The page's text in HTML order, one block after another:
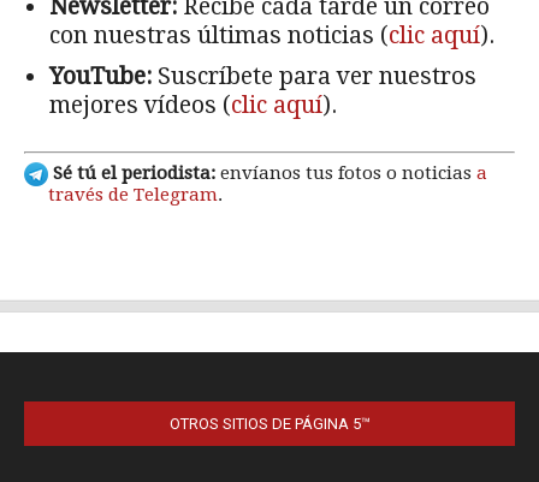
OTROS SITIOS DE PÁGINA 5™